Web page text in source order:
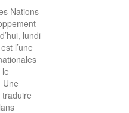
Nations
lundi
l’une
Une